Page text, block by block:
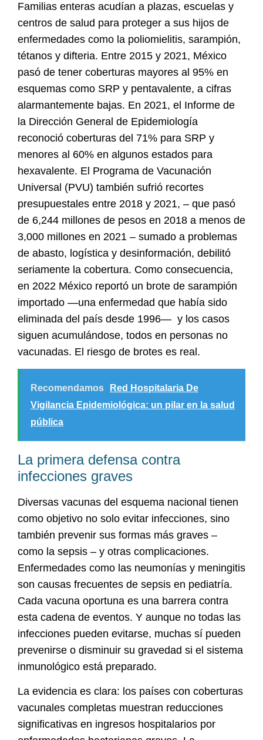
Familias enteras acudían a plazas, escuelas y
centros de salud para proteger a sus hijos de
enfermedades como la poliomielitis, sarampión,
tétanos y difteria. Entre 2015 y 2021, México
pasó de tener coberturas mayores al 95% en
esquemas como SRP y pentavalente, a cifras
alarmantemente bajas. En 2021, el Informe de
la Dirección General de Epidemiología
reconoció coberturas del 71% para SRP y
menores al 60% en algunos estados para
hexavalente. El Programa de Vacunación
Universal (PVU) también sufrió recortes
presupuestales entre 2018 y 2021, – que pasó
de 6,244 millones de pesos en 2018 a menos de
3,000 millones en 2021 – sumado a problemas
de abasto, logística y desinformación, debilitó
seriamente la cobertura. Como consecuencia,
en 2022 México reportó un brote de sarampión
importado —una enfermedad que había sido
eliminada del país desde 1996— y los casos
siguen acumulándose, todos en personas no
vacunadas. El riesgo de brotes es real.
Recomendamos
Red Hospitalaria De
Vigilancia Epidemiológica: un pilar en la salud
pública
La primera defensa contra
infecciones graves
Diversas vacunas del esquema nacional tienen
como objetivo no solo evitar infecciones, sino
también prevenir sus formas más graves –
como la sepsis – y otras complicaciones.
Enfermedades como las neumonías y meningitis
son causas frecuentes de sepsis en pediatría.
Cada vacuna oportuna es una barrera contra
esta cadena de eventos. Y aunque no todas las
infecciones pueden evitarse, muchas sí pueden
prevenirse o disminuir su gravedad si el sistema
inmunológico está preparado.
La evidencia es clara: los países con coberturas
vacunales completas muestran reducciones
significativas en ingresos hospitalarios por